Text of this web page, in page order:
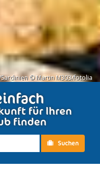
© Martin M303/fotolia
für Ihren
finden
Suchen